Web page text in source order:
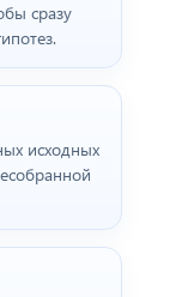
сразу
исходных